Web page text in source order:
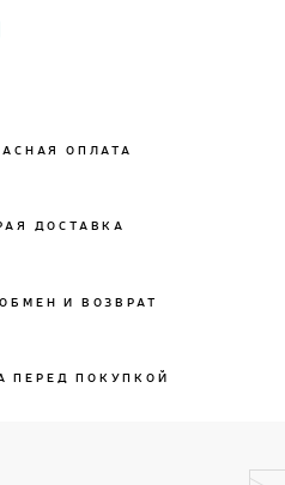
ОПЛАТА
ДОСТАВКА
И ВОЗВРАТ
ПЕРЕД ПОКУПКОЙ